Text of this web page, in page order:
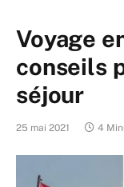
Voyage
conseils
séjour
25 mai 2021 4